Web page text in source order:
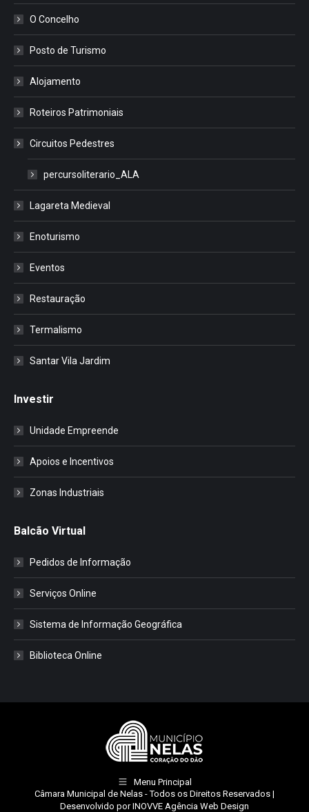
O Concelho
Posto de Turismo
Alojamento
Roteiros Patrimoniais
Circuitos Pedestres
percursoliterario_ALA
Lagareta Medieval
Enoturismo
Eventos
Restauração
Termalismo
Santar Vila Jardim
Investir
Unidade Empreende
Apoios e Incentivos
Zonas Industriais
Balcão Virtual
Pedidos de Informação
Serviços Online
Sistema de Informação Geográfica
Biblioteca Online
Menu Principal
Câmara Municipal de Nelas - Todos os Direitos Reservados |
Desenvolvido porINOVVE Agência Web Design